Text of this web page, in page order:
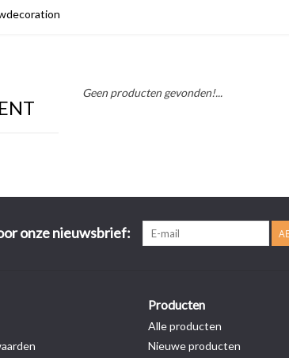
Geen producten gevonden!...
onze nieuwsbrief:
Producten
Alle producten
Nieuwe producten